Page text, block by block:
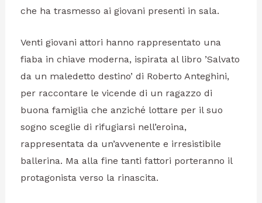
che ha trasmesso ai giovani presenti in sala.
Venti giovani attori hanno rappresentato una
fiaba in chiave moderna, ispirata al libro ’Salvato
da un maledetto destino’ di Roberto Anteghini,
per raccontare le vicende di un ragazzo di
buona famiglia che anziché lottare per il suo
sogno sceglie di rifugiarsi nell’eroina,
rappresentata da un’avvenente e irresistibile
ballerina. Ma alla fine tanti fattori porteranno il
protagonista verso la rinascita.